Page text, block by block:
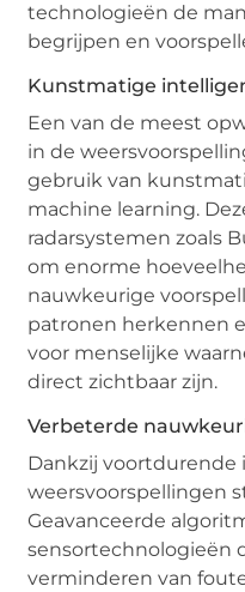
technologieën de
begrijpen en
Kunstmatige
Een van de meest
in de
gebruik van
machine learning.
radarsystemen zoals
om enorme
nauwkeurige
patronen herkennen
voor menselijke
direct zichtbaar zijn.
Verbeterde
Dankzij voortdurende
weersvoorspellingen
Geavanceerde
sensortechnologieën
verminderen van